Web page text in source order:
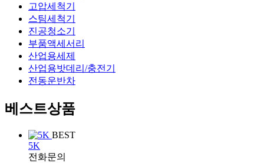
고압세척기
스팀세척기
진공청소기
부품액세서리
산업용세제
산업용밧데리/충전기
전동운반차
베스트상품
BEST
5K
전화문의